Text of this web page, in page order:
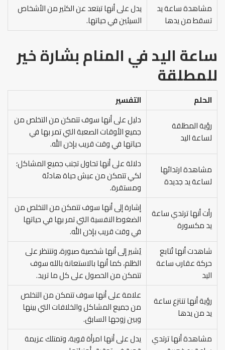
مشاهدة ساعة يد
تسقط من يدها
يدل على أنها تبتعد عن الكثير من الأشخاص
السيئين في حياتها.
ساعة اليد في المنام بشارة خير
للمطلقة
الحلم
التفسير
رؤية المطلقة
لساعة اليد
دليل على أنها سوف تتمكن من التخلص من
جميع الأوقات الصعبة التي تمر بها في
حياتها في وقت قريب بإذن الله.
مشاهدة ارتدائها
لساعة يد جديدة
دلالة على أنها تحاول تجنب جميع المشاكل؛
لكي تتمكن من عيش حياة هادئة
ومستقرة.
رأت أنها ترتدي ساعة
يد مكسورة
إشارة إلى أنها سوف تتمكن من التخلص من
الضغوط النفسية التي تمر بها في حياتها
في وقت قريب بإذن الله.
شاهدت أنها تُتابع
حركة عقارب ساعة
اليد
يُشير إلى أنها شخصية صبورة، وتنتظر على
الظلم، كما أنها بالاستعانة بالله سوف
تتمكن من الحصول على كل ما تريد.
رؤية أنها تنتزع ساعة
يد من يدها
علامة على أنها سوف تتمكن من التخلص
من جميع المشاكل والخلافات التي بينها
وبين زوجها السابق.
مشاهدة أنها ترتدي
يدل على أنها امرأة قوية، وتمتلك عزيمة